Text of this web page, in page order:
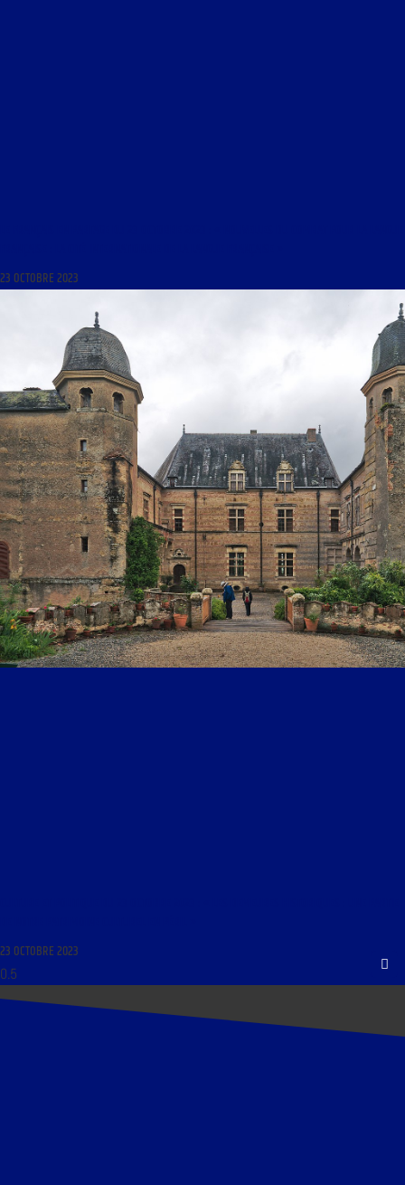
23 OCTOBRE 2023
23 OCTOBRE 2023